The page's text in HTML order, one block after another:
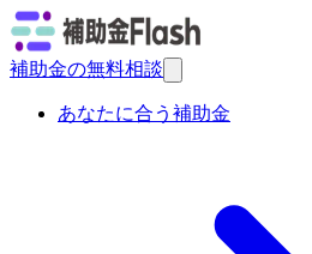
補助金の無料相談
あなたに合う補助金